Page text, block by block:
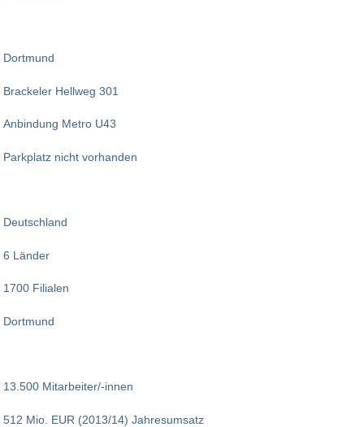
Dortmund
Brackeler Hellweg 301
Anbindung Metro U43
Parkplatz nicht vorhanden
Deutschland
6 Länder
1700 Filialen
Dortmund
13.500 Mitarbeiter/-innen
512 Mio. EUR (2013/14) Jahresumsatz